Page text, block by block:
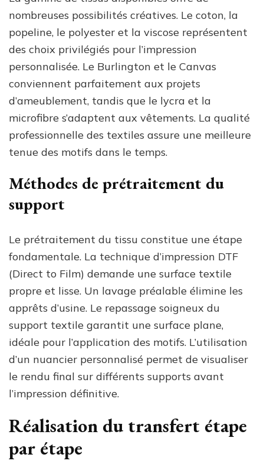
nombreuses possibilités créatives. Le coton, la
popeline, le polyester et la viscose représentent
des choix privilégiés pour l’impression
personnalisée. Le Burlington et le Canvas
conviennent parfaitement aux projets
d’ameublement, tandis que le lycra et la
microfibre s’adaptent aux vêtements. La qualité
professionnelle des textiles assure une meilleure
tenue des motifs dans le temps.
Méthodes de prétraitement du
support
Le prétraitement du tissu constitue une étape
fondamentale. La technique d’impression DTF
(Direct to Film) demande une surface textile
propre et lisse. Un lavage préalable élimine les
apprêts d’usine. Le repassage soigneux du
support textile garantit une surface plane,
idéale pour l’application des motifs. L’utilisation
d’un nuancier personnalisé permet de visualiser
le rendu final sur différents supports avant
l’impression définitive.
Réalisation du transfert étape
par étape